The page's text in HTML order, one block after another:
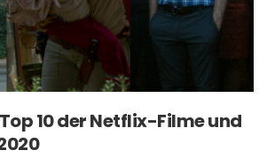
10 der Netflix-Filme und